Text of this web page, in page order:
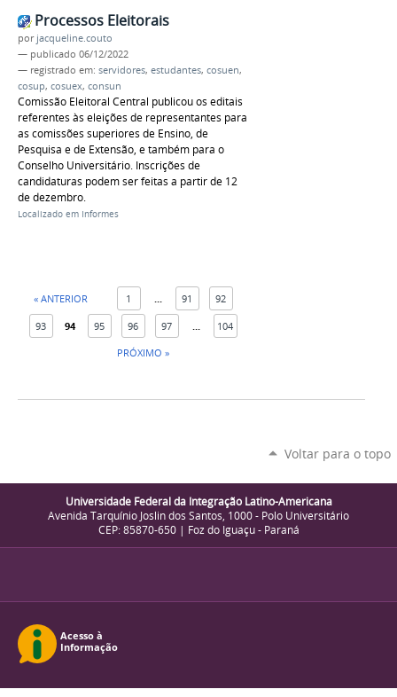
Processos Eleitorais
por jacqueline.couto
— publicado 06/12/2022
— registrado em: servidores, estudantes, cosuen,
cosup, cosuex, consun
Comissão Eleitoral Central publicou os editais
referentes às eleições de representantes para
as comissões superiores de Ensino, de
Pesquisa e de Extensão, e também para o
Conselho Universitário. Inscrições de
candidaturas podem ser feitas a partir de 12
de dezembro.
Localizado em Informes
« ANTERIOR 1 91 92
93 94 95 96 97
104
PRÓXIMO »
Voltar para o topo
Universidade Federal da Integração Latino-Americana
Avenida Tarquínio Joslin dos Santos, 1000 - Polo Universitário
CEP: 85870-650 | Foz do Iguaçu - Paraná